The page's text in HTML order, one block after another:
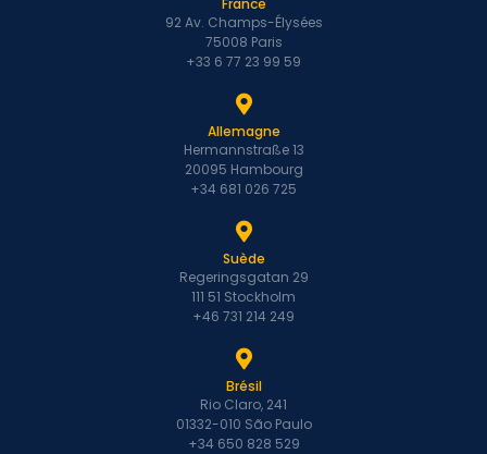
92 Av. Champs-Élysées
75008 Paris
+33 6 77 23 99 59
Allemagne
Hermannstraße 13
20095 Hambourg
+34 681 026 725
Suède
Regeringsgatan 29
111 51 Stockholm
+46 731 214 249
Brésil
Rio Claro, 241
01332-010 São Paulo
+34 650 828 529